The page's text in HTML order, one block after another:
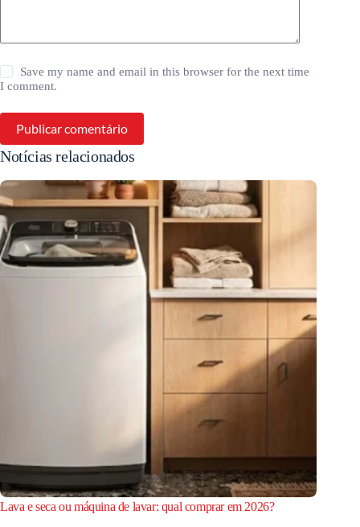
Save my name and email in this browser for the next time
I comment.
Publicar comentário
Notícias relacionados
Lava e seca ou máquina de lavar: qual comprar em 2026?